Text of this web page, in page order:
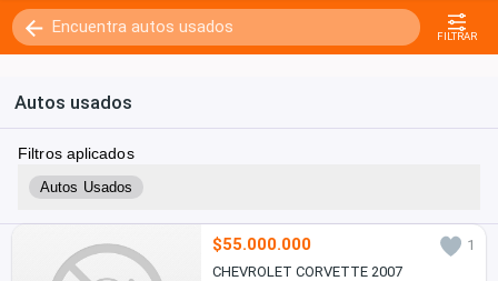
FILTRAR
Autos usados
Filtros aplicados
Autos Usados
$55.000.000
1
CHEVROLET CORVETTE 2007